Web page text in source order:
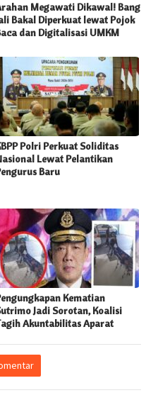
Megawati Dikawal! Bang
Bakal Diperkuat lewat Pojok
dan Digitalisasi UMKM
Polri Perkuat Soliditas
Lewat Pelantikan
Baru
Kematian
Jadi Sorotan, Koalisi
Akuntabilitas Aparat